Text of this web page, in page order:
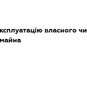
власного чи